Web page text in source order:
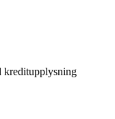
kreditupplysning